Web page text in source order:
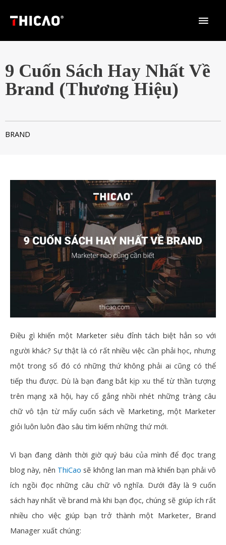
9 Cuốn Sách Hay Nhất Về
Brand (Thương Hiệu)
BRAND
Điều gì khiến một Marketer siêu đỉnh tách biệt hẳn so với
người khác? Sự thật là có rất nhiều việc cần phải học, nhưng
một trong số đó có những thứ không phải ai cũng có thể
tiếp thu được. Dù là bạn đang bắt kịp xu thế từ thần tượng
trên mạng xã hội, hay cố gắng nhồi nhét những tràng câu
chữ vô tận từ mấy cuốn sách về Marketing, một Marketer
giỏi luôn luôn đào sâu tìm kiếm những thứ mới.
Vì bạn đang dành thời giờ quý báu của mình để đọc trang
blog này, nên ThiCao sẽ không lan man mà khiến bạn phải vô
ích ngồi đọc những câu chữ vô nghĩa. Dưới đây là 9 cuốn
sách hay nhất về brand mà khi bạn đọc, chúng sẽ giúp ích rất
nhiều cho việc giúp bạn trở thành một Marketer, Brand
Manager xuất chúng: